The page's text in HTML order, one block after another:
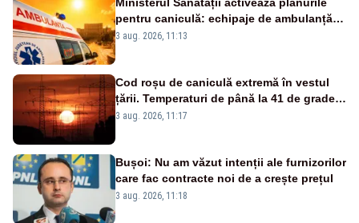
Ministerul Sănătății activează planurile
pentru caniculă: echipaje de ambulanță
suplimentate, stocuri de medicamente
3 aug. 2026, 11:13
Cod roșu de caniculă extremă în vestul
țării. Temperaturi de până la 41 de grade
până miercuri
3 aug. 2026, 11:17
Bușoi: Nu am văzut intenții ale furnizorilor
care fac contracte noi de a crește prețul
3 aug. 2026, 11:18